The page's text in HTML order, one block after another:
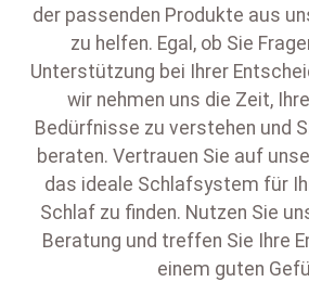
der passenden Produkte aus
zu helfen. Egal, ob Sie
Unterstützung bei Ihrer
wir nehmen uns die Zeit,
Bedürfnisse zu verstehen und
beraten. Vertrauen Sie auf
das ideale Schlafsystem für
Schlaf zu finden. Nutzen Sie
Beratung und treffen Sie Ihre
einem guten